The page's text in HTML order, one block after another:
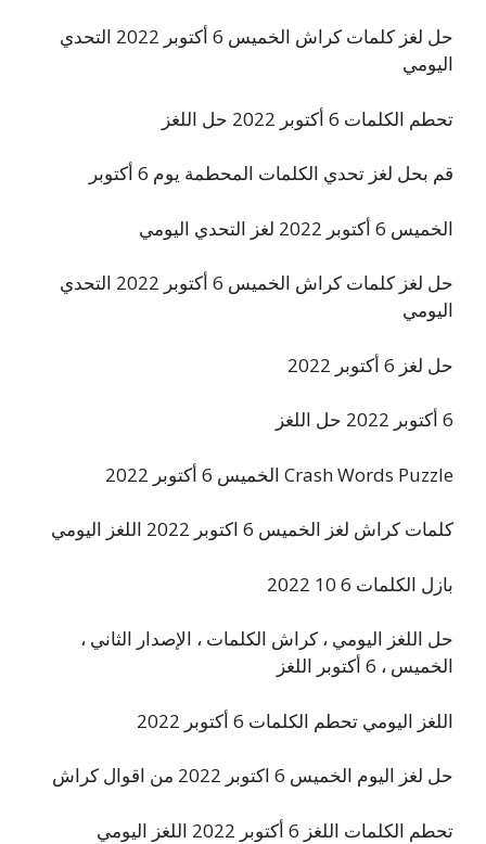
حل لغز كلمات كراش الخميس 6 أكتوبر 2022 التحدي
اليومي
تحطم الكلمات 6 أكتوبر 2022 حل اللغز
قم بحل لغز تحدي الكلمات المحطمة يوم 6 أكتوبر
الخميس 6 أكتوبر 2022 لغز التحدي اليومي
حل لغز كلمات كراش الخميس 6 أكتوبر 2022 التحدي
اليومي
حل لغز 6 أكتوبر 2022
6 أكتوبر 2022 حل اللغز
Crash Words Puzzle الخميس 6 أكتوبر 2022
كلمات كراش لغز الخميس 6 اكتوبر 2022 اللغز اليومي
بازل الكلمات 6 10 2022
حل اللغز اليومي ، كراش الكلمات ، الإصدار الثاني ،
الخميس ، 6 أكتوبر اللغز
اللغز اليومي تحطم الكلمات 6 أكتوبر 2022
حل لغز اليوم الخميس 6 اكتوبر 2022 من اقوال كراش
تحطم الكلمات اللغز 6 أكتوبر 2022 اللغز اليومي